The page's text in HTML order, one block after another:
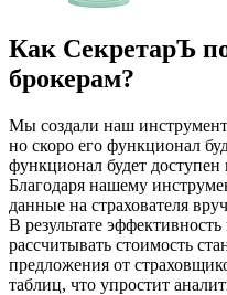
Как СекретарЪ
брокерам?
Мы создали наш
но скоро его функционал
функционал будет
Благодаря нашему
данные на страхователя
В результате
рассчитывать стоимость
предложения от
таблиц, что упростит